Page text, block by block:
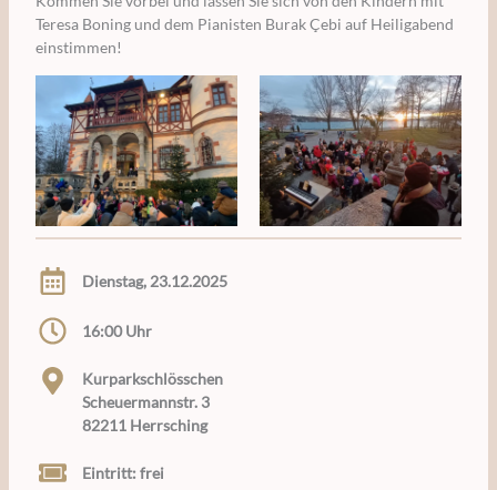
Teresa Boning und dem Pianisten Burak Çebi auf Heiligabend
einstimmen!
Dienstag, 23.12.2025
16:00 Uhr
Kurparkschlösschen
Scheuermannstr. 3
82211 Herrsching
Eintritt: frei